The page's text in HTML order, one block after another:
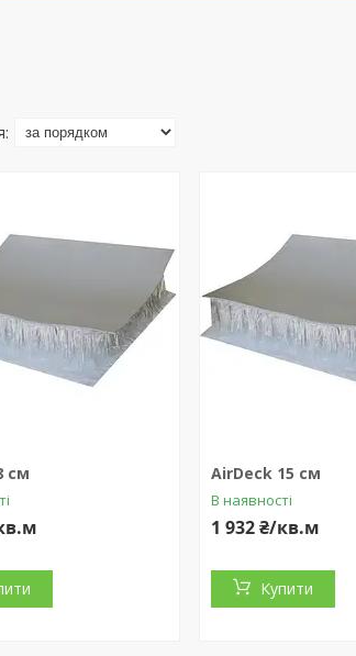
см AirDeck 15 см
В наявності
1 932 ₴/кв.м
Купити